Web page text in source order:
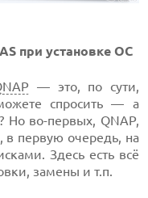
при установке ОС
— это, по сути,
спросить — а
во-первых, QNAP,
в первую очередь, на
Здесь есть всё
замены и т.п.